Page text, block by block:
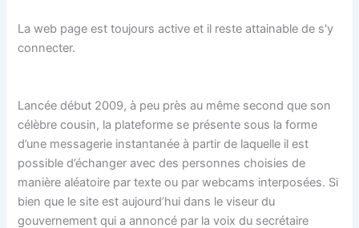
La web page est toujours active et il reste attainable de s'y
connecter.
Lancée début 2009, à peu près au même second que son
célèbre cousin, la plateforme se présente sous la forme
d’une messagerie instantanée à partir de laquelle il est
possible d’échanger avec des personnes choisies de
manière aléatoire par texte ou par webcams interposées. Si
bien que le site est aujourd’hui dans le viseur du
gouvernement qui a annoncé par la voix du secrétaire